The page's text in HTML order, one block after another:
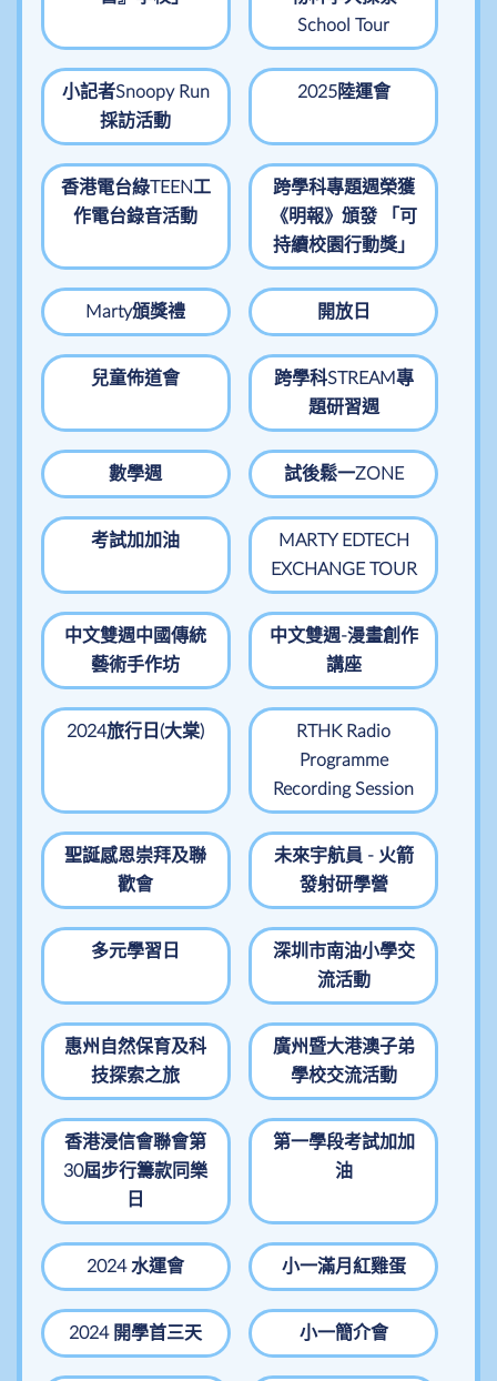
School Tour
小記者Snoopy Run
採訪活動
2025陸運會
香港電台綠TEEN工
作電台錄音活動
跨學科專題週榮獲
《明報》頒發 「可
持續校園行動獎」
Marty頒獎禮 開放日
兒童佈道會
跨學科STREAM專
題研習週
數學週 試後鬆一ZONE
考試加加油
MARTY EDTECH
EXCHANGE TOUR
中文雙週中國傳統
藝術手作坊
中文雙週-漫畫創作
講座
2024旅行日(大棠)
RTHK Radio
Programme
Recording Session
聖誕感恩崇拜及聯
歡會
未來宇航員 - 火箭
發射研學營
多元學習日
深圳市南油小學交
流活動
惠州自然保育及科
技探索之旅
廣州暨大港澳子弟
學校交流活動
香港浸信會聯會第
30屆步行籌款同樂
日
第一學段考試加加
油
2024 水運會 小一滿月紅雞蛋
2024 開學首三天 小一簡介會